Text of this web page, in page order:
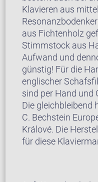
Klavieren aus
aus Fichtenholz
Stimmstock aus
Aufwand und
günstig! Für die
englischer
sind per Hand und
Die gleichbleibend
C. Bechstein
Králové. Die
für diese